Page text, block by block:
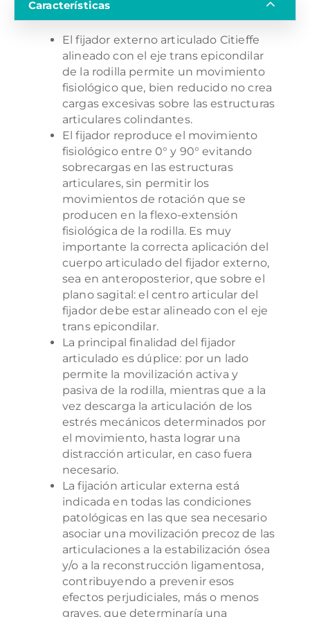
Características
El fijador externo articulado Citieffe
alineado con el eje trans epicondilar
de la rodilla permite un movimiento
fisiológico que, bien reducido no crea
cargas excesivas sobre las estructuras
articulares colindantes.
El fijador reproduce el movimiento
fisiológico entre 0° y 90° evitando
sobrecargas en las estructuras
articulares, sin permitir los
movimientos de rotación que se
producen en la flexo-extensión
fisiológica de la rodilla. Es muy
importante la correcta aplicación del
cuerpo articulado del fijador externo,
sea en anteroposterior, que sobre el
plano sagital: el centro articular del
fijador debe estar alineado con el eje
trans epicondilar.
La principal finalidad del fijador
articulado es dúplice: por un lado
permite la movilización activa y
pasiva de la rodilla, mientras que a la
vez descarga la articulación de los
estrés mecánicos determinados por
el movimiento, hasta lograr una
distracción articular, en caso fuera
necesario.
La fijación articular externa está
indicada en todas las condiciones
patológicas en las que sea necesario
asociar una movilización precoz de las
articulaciones a la estabilización ósea
y/o a la reconstrucción ligamentosa,
contribuyendo a prevenir esos
efectos perjudiciales, más o menos
graves, que determinaría una